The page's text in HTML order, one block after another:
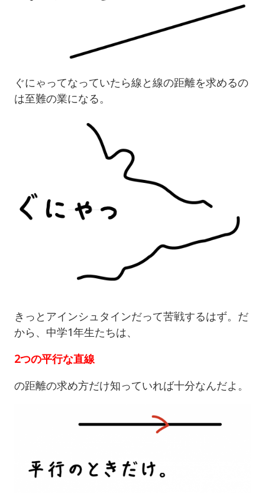
ぐにゃってなっていたら線と線の距離を求めるの
は至難の業になる。
きっとアインシュタインだって苦戦するはず。だ
から、中学1年生たちは、
2つの平行な直線
の距離の求め方だけ知っていれば十分なんだよ。